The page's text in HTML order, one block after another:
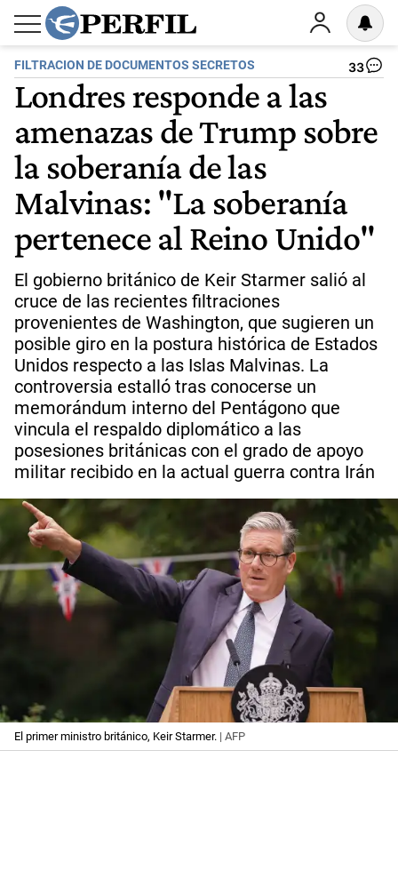
FILTRACION DE DOCUMENTOS SECRETOS 33
Londres responde a las
amenazas de Trump sobre
la soberanía de las
Malvinas: "La soberanía
pertenece al Reino Unido"
El gobierno británico de Keir Starmer salió al
cruce de las recientes filtraciones
provenientes de Washington, que sugieren un
posible giro en la postura histórica de Estados
Unidos respecto a las Islas Malvinas. La
controversia estalló tras conocerse un
memorándum interno del Pentágono que
vincula el respaldo diplomático a las
posesiones británicas con el grado de apoyo
militar recibido en la actual guerra contra Irán
El primer ministro británico, Keir Starmer. | AFP